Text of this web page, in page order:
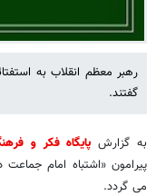
رهبر معظم انقلاب به
گفتند.
به گزارش پایگاه فکر و
پیرامون «اشتباه امام
می گردد.